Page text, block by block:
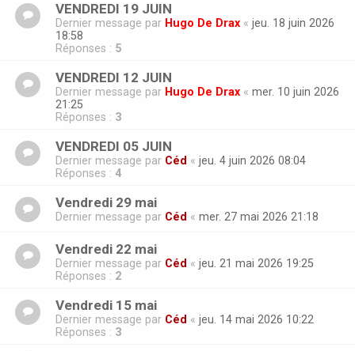
VENDREDI 19 JUIN
Dernier message par Hugo De Drax « jeu. 18 juin 2026
18:58
Réponses : 5
VENDREDI 12 JUIN
Dernier message par Hugo De Drax « mer. 10 juin 2026
21:25
Réponses : 3
VENDREDI 05 JUIN
Dernier message par Céd « jeu. 4 juin 2026 08:04
Réponses : 4
Vendredi 29 mai
Dernier message par Céd « mer. 27 mai 2026 21:18
Vendredi 22 mai
Dernier message par Céd « jeu. 21 mai 2026 19:25
Réponses : 2
Vendredi 15 mai
Dernier message par Céd « jeu. 14 mai 2026 10:22
Réponses : 3